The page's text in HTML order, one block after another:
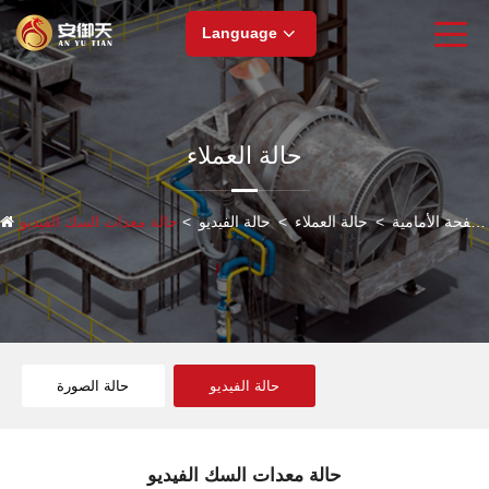
Language
حالة العملاء
الصفحة الأمامية>حالة العملاء>حالة الفيديو> حالة معدات السك الفيديو
حالة الصورة حالة الفيديو
حالة معدات السك الفيديو